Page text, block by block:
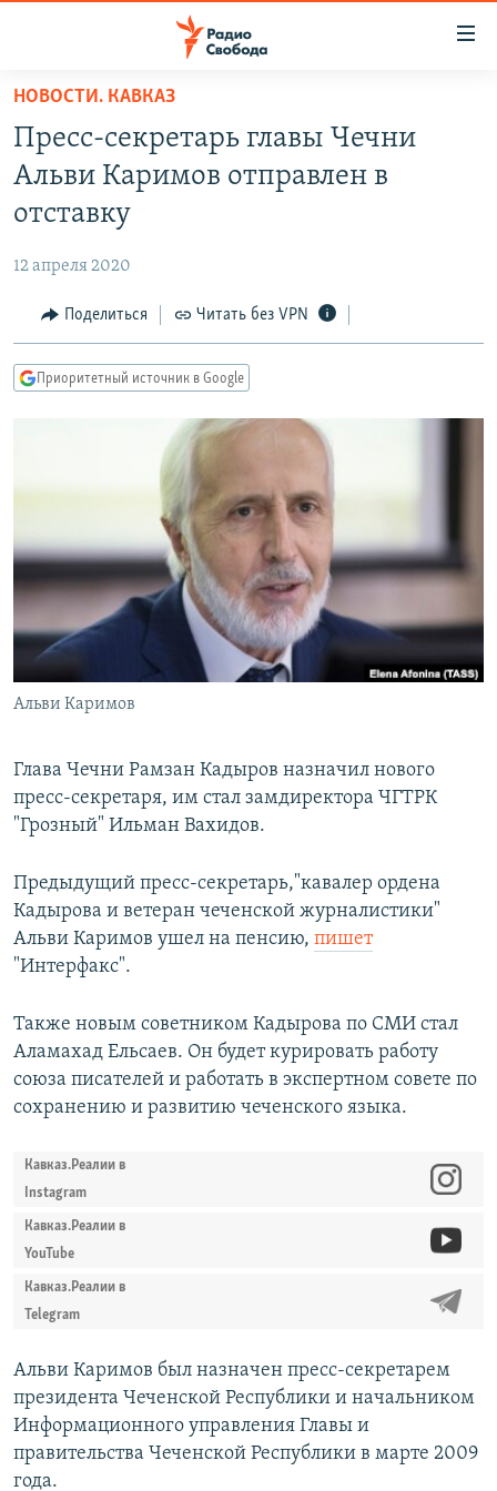
упрощенного
доступа
Вернуться
основному
Вернутся
Вернутся
ПОДКАСТЫ
АВТОРСКИЕ ПРОЕКТЫ
МНЕНИЯ
КУЛЬТУРА
КАВКАЗ.РЕАЛИИ
СИБИРЬ.РЕАЛИИ
РАСПИСАНИЕ ВЕЩАНИЯ
ПОДПИШИТЕСЬ НА РАССЫЛКУ
СОЦИАЛЬНЫЕ СЕТИ
Все сайты РСЕ/РС
НОВОСТИ. КАВКАЗ
Пресс-секретарь главы Чечни
Альви Каримов отправлен в
отставку
12 апреля 2020
Поделиться Читать без VPN
Приоритетный источник в Google
Альви Каримов
Глава Чечни Рамзан Кадыров назначил нового
пресс-секретаря, им стал замдиректора ЧГТРК
"Грозный" Ильман Вахидов.
Предыдущий пресс-секретарь,"кавалер ордена
Кадырова и ветеран чеченской журналистики"
Альви Каримов ушел на пенсию, пишет
"Интерфакс".
Также новым советником Кадырова по СМИ стал
Аламахад Ельсаев. Он будет курировать работу
союза писателей и работать в экспертном совете по
сохранению и развитию чеченского языка.
Кавказ.Реалии в
Instagram
Кавказ.Реалии в
YouTube
Кавказ.Реалии в
Telegram
Альви Каримов был назначен пресс-секретарем
президента Чеченской Республики и начальником
Информационного управления Главы и
правительства Чеченской Республики в марте 2009
года.